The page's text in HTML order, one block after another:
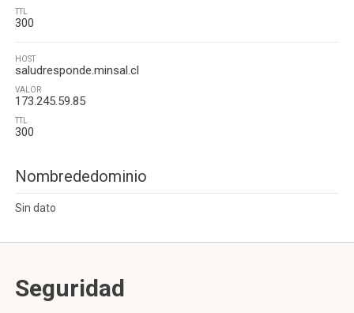
TTL
300
HOST
saludresponde.minsal.cl
VALOR
173.245.59.85
TTL
300
Nombrededominio
Sin dato
Seguridad